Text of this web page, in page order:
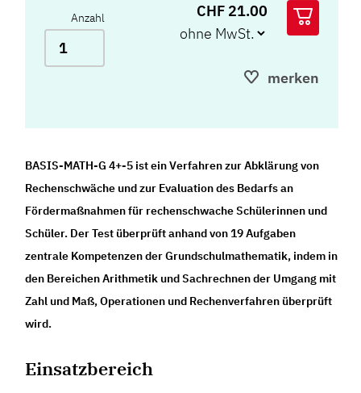
Anzahl CHF 21.00
merken
BASIS-MATH-G 4+-5 ist ein Verfahren zur Abklärung von
Rechenschwäche und zur Evaluation des Bedarfs an
Fördermaßnahmen für rechenschwache Schülerinnen und
Schüler. Der Test überprüft anhand von 19 Aufgaben
zentrale Kompetenzen der Grundschulmathematik, indem in
den Bereichen Arithmetik und Sachrechnen der Umgang mit
Zahl und Maß, Operationen und Rechenverfahren überprüft
wird.
Einsatzbereich